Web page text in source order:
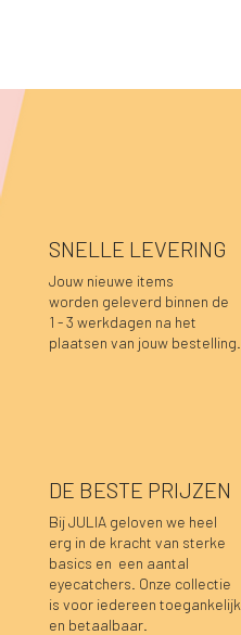
SNELLE LEVERING
Jouw nieuwe items
worden geleverd binnen de
1 - 3 werkdagen na het
plaatsen van jouw bestelling.
DE BESTE PRIJZEN
Bij JULIA geloven we heel
erg in de kracht van sterke
basics en een aantal
eyecatchers. Onze collectie
is voor iedereen toegankelijk
en betaalbaar.